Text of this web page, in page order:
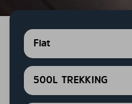
Fiat
500L TREKKING